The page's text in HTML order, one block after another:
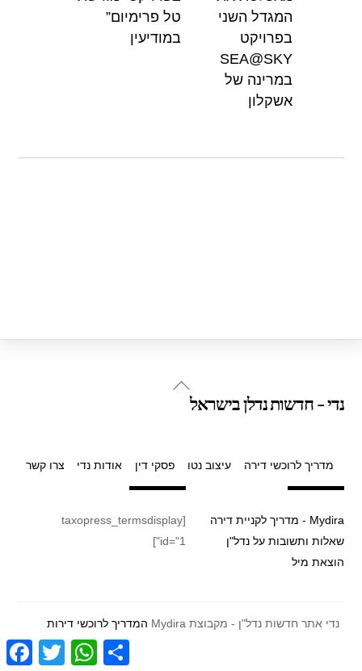
p
p
המגדל השני
בפרויקט
SEA@SKY
במרינה של
אשקלון
טל פרימיום”
במודיעין
Back
נדי - חדשות נדלן בישראל
מדריך לרוכשי דירה עיצוב נטו פסקי דין אודות נדי צרו קשר
Mydira - מדריך לקניית דירה
שאלות ותשובות על נדל"ן
הוצאת מיל
[taxopress_termsdisplay
id="1"]
נדי אתר חדשות נדל"ן - מקבוצת Mydira המדריך לרוכשי דירות
F
a
T
w
W
h
S
h